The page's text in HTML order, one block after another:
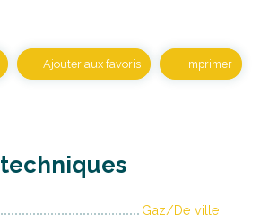
Ajouter aux favoris Imprimer
techniques
Gaz/De ville